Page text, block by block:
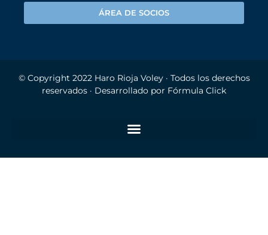
ÁREA DE SOCIOS
© Copyright 2022 Haro Rioja Voley· Todos los derechos
reservados · Desarrollado por Fórmula Click